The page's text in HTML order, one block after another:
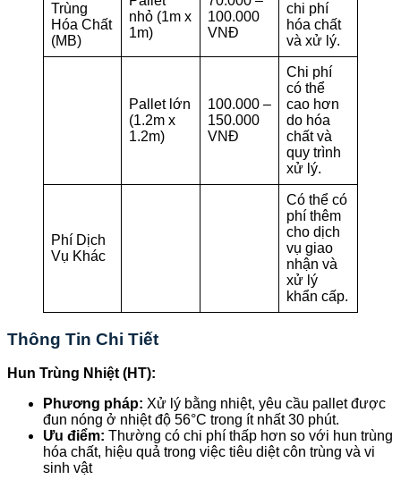
Trùng
Hóa Chất
(MB)
nhỏ (1m x
1m)
100.000
VNĐ
chi phí
hóa chất
và xử lý.
Pallet lớn
(1.2m x
1.2m)
100.000 –
150.000
VNĐ
Chi phí
có thể
cao hơn
do hóa
chất và
quy trình
xử lý.
Phí Dịch
Vụ Khác
Có thể có
phí thêm
cho dịch
vụ giao
nhận và
xử lý
khẩn cấp.
Thông Tin Chi Tiết
Hun Trùng Nhiệt (HT):
Phương pháp: Xử lý bằng nhiệt, yêu cầu pallet được
đun nóng ở nhiệt độ 56°C trong ít nhất 30 phút.
Ưu điểm: Thường có chi phí thấp hơn so với hun trùng
hóa chất, hiệu quả trong việc tiêu diệt côn trùng và vi
sinh vật